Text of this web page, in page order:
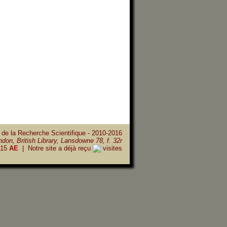
la Recherche Scientifique - 2010-2016
British Library, Lansdowne 78, f. 32r
AE | Notre site a déjà reçu visites